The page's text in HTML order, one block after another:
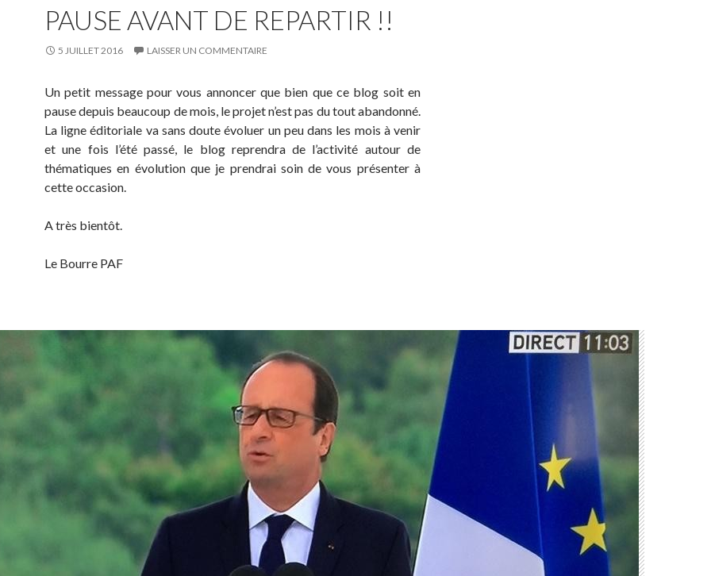
PAUSE AVANT DE REPARTIR !!
5 JUILLET 2016 LAISSER UN COMMENTAIRE
Un petit message pour vous annoncer que bien que ce blog soit en
pause depuis beaucoup de mois, le projet n’est pas du tout abandonné.
La ligne éditoriale va sans doute évoluer un peu dans les mois à venir
et une fois l’été passé, le blog reprendra de l’activité autour de
thématiques en évolution que je prendrai soin de vous présenter à
cette occasion.
A très bientôt.
Le Bourre PAF